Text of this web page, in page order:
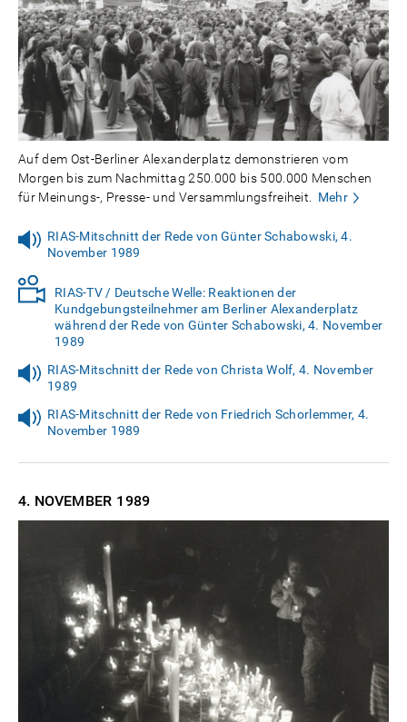
Auf dem Ost-Berliner Alexanderplatz demonstrieren vom
Morgen bis zum Nachmittag 250.000 bis 500.000 Menschen
für Meinungs-, Presse- und Versammlungsfreiheit. Mehr
RIAS-Mitschnitt der Rede von Günter Schabowski, 4.
November 1989
RIAS-TV / Deutsche Welle: Reaktionen der
Kundgebungsteilnehmer am Berliner Alexanderplatz
während der Rede von Günter Schabowski, 4. November
1989
RIAS-Mitschnitt der Rede von Christa Wolf, 4. November
1989
RIAS-Mitschnitt der Rede von Friedrich Schorlemmer, 4.
November 1989
4. NOVEMBER 1989